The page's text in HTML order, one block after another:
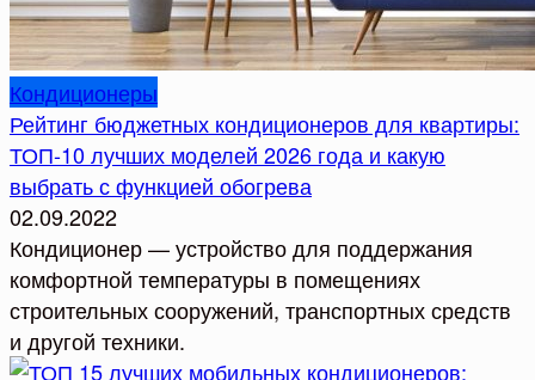
Кондиционеры
Рейтинг бюджетных кондиционеров для квартиры:
ТОП-10 лучших моделей 2026 года и какую
выбрать с функцией обогрева
02.09.2022
Кондиционер — устройство для поддержания
комфортной температуры в помещениях
строительных сооружений, транспортных средств
и другой техники.